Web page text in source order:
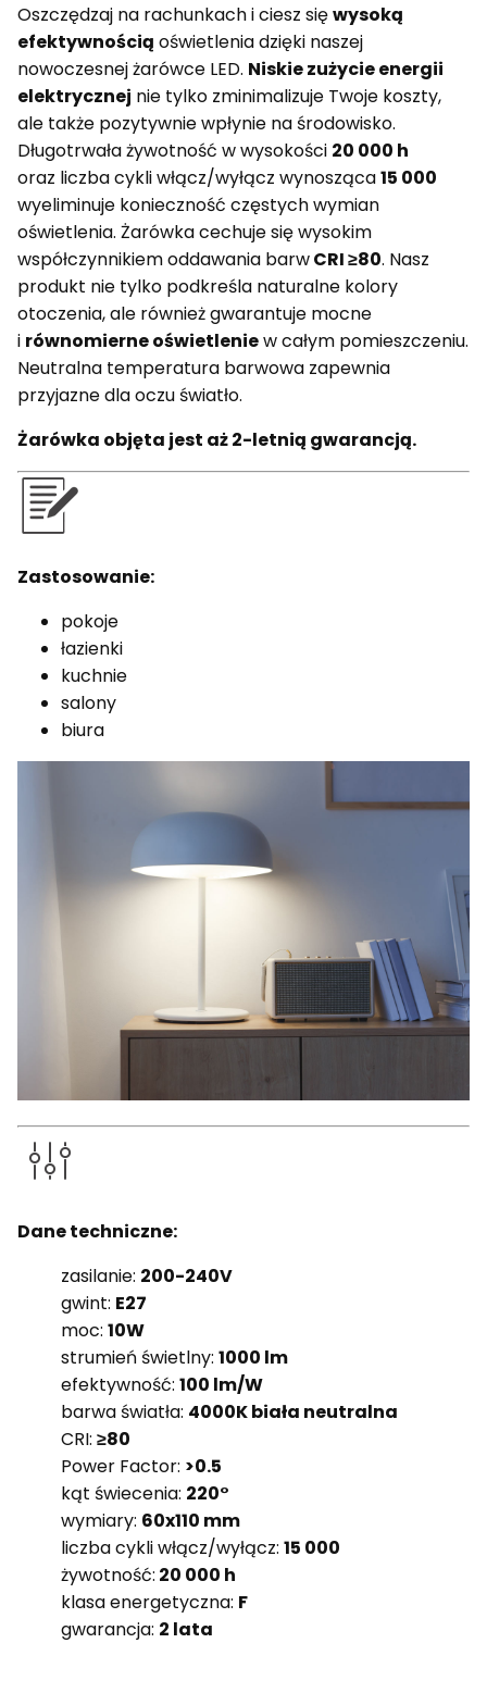
Oszczędzaj na rachunkach i ciesz sięwysoką
efektywnością oświetlenia dzięki naszej
nowoczesnej żarówce LED. Niskie zużycie energii
elektrycznej nie tylko zminimalizuje Twoje koszty,
ale także pozytywnie wpłynie na środowisko.
Długotrwała żywotność w wysokości 20 000 h
oraz liczba cykli włącz/wyłącz wynosząca15 000
wyeliminuje konieczność częstych wymian
oświetlenia. Żarówka cechuje się wysokim
współczynnikiem oddawania barwCRI ≥80. Nasz
produkt nie tylko podkreśla naturalne kolory
otoczenia, ale również gwarantuje mocne
i równomierne oświetleniew całym pomieszczeniu.
Neutralna temperatura barwowa zapewnia
przyjazne dla oczu światło.
Żarówka objęta jest aż 2-letnią gwarancją.
Zastosowanie:
pokoje
łazienki
kuchnie
salony
biura
Dane techniczne:
zasilanie: 200-240V
gwint: E27
moc: 10W
strumień świetlny: 1000 lm
efektywność: 100 lm/W
barwa światła: 4000K biała neutralna
CRI: ≥80
Power Factor: >0.5
kąt świecenia: 220°
wymiary: 60x110 mm
liczba cykli włącz/wyłącz: 15 000
żywotność: 20 000 h
klasa energetyczna: F
gwarancja: 2 lata